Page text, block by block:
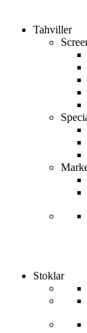
Tahviller
Stoklar